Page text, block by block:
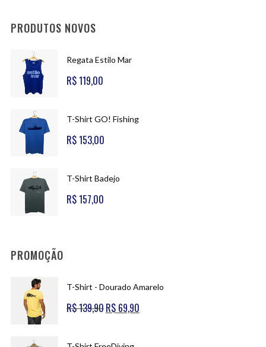
PRODUTOS NOVOS
Regata Estilo Mar
R$119,00
T-Shirt GO! Fishing
R$153,00
T-Shirt Badejo
R$157,00
PROMOÇÃO
T-Shirt - Dourado Amarelo
R$139,90 O
R$69,90O